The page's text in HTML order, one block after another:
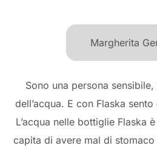
Margherita
Sono una persona
dell’acqua. E con Flaska
L’acqua nelle bottiglie Flaska
capita di avere mal di